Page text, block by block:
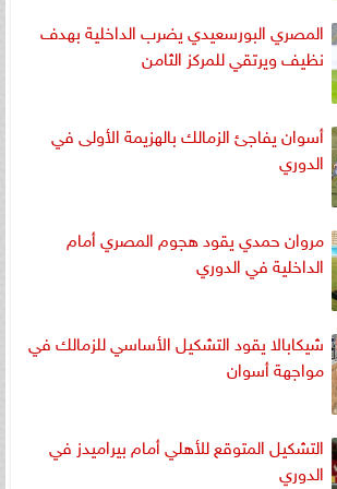
المصري البورسعيدي يضرب الداخلية بهدف
نظيف ويرتقي للمركز الثامن
أسوان يفاجئ الزمالك بالهزيمة الأولى في
الدوري
مروان حمدي يقود هجوم المصري أمام
الداخلية في الدوري
شيكابالا يقود التشكيل الأساسي للزمالك في
مواجهة أسوان
التشكيل المتوقع للأهلي أمام بيراميدز في
الدوري